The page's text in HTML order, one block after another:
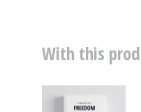
With this